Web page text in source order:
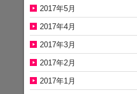
2017年5月
2017年4月
2017年3月
2017年2月
2017年1月